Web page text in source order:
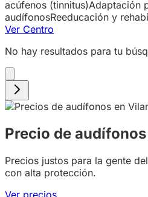
acúfenos (tinnitus)Adaptación
audífonosReeducación y
Ver Centro
No hay resultados para tu
Precio de
Precios justos para la gente
con alta protección.